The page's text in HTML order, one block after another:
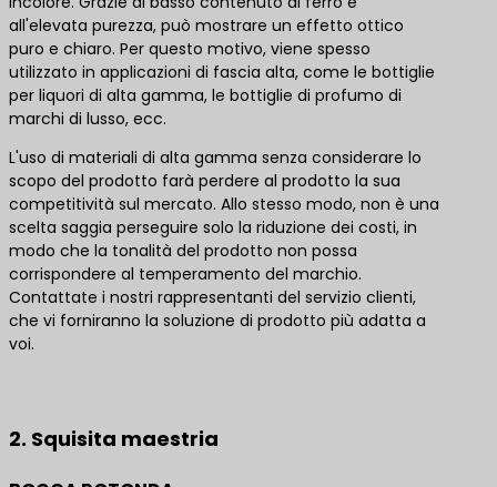
all'elevata purezza, può mostrare un effetto ottico
puro e chiaro. Per questo motivo, viene spesso
utilizzato in applicazioni di fascia alta, come le bottiglie
per liquori di alta gamma, le bottiglie di profumo di
marchi di lusso, ecc.
L'uso di materiali di alta gamma senza considerare lo
scopo del prodotto farà perdere al prodotto la sua
competitività sul mercato. Allo stesso modo, non è una
scelta saggia perseguire solo la riduzione dei costi, in
modo che la tonalità del prodotto non possa
corrispondere al temperamento del marchio.
Contattate i nostri rappresentanti del servizio clienti,
che vi forniranno la soluzione di prodotto più adatta a
voi.
2. Squisita maestria